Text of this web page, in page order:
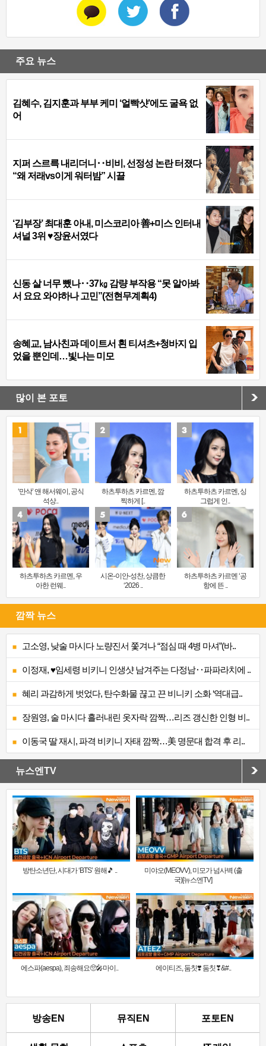
주요 뉴스
김혜수, 김지훈과 부부 케미 ‘얼빡샷’에도 굴욕 없
어
지퍼 스르륵 내리더니‥비비, 선정성 논란 터졌다
“왜 저래vs이게 워터밤” 시끌
‘김부장’ 최대훈 아내, 미스코리아 善+미스 인터내
셔널 3위 ♥장윤서였다
신동 살 너무 뺐나‥37㎏ 감량 부작용 “못 알아봐
서 요요 와야하나 고민”(전현무계획4)
송혜교, 남사친과 데이트서 흰 티셔츠+청바지 입
었을 뿐인데…빛나는 미모
많이 본 포토
‘만삭’ 앤 해서웨이, 공식
석상..
하츠투하츠 카르멘, 깜
찍하게 [..
하츠투하츠 카르멘, 싱
그럽게 인..
하츠투하츠 카르멘, 우
아한 런웨..
시온-이안-성찬, 상큼한
‘2026 ..
하츠투하츠 카르멘 ‘공
항에 뜬 ..
깜짝 뉴스
고소영, 낮술 마시다 노량진서 쫓겨나 “점심 때 4병 마셔”(바..
이정재, ♥임세령 비키니 인생샷 남겨주는 다정남‥파파라치에 ..
혜리 과감하게 벗었다, 탄수화물 끊고 끈 비니키 소화 ‘역대급..
장원영, 술 마시다 흘러내린 옷자락 깜짝…리즈 갱신한 인형 비..
이동국 딸 재시, 파격 비키니 자태 깜짝…美 명문대 합격 후 리..
뉴스엔TV
방탄소년단, 시대가 ‘BTS’ 원해🎵 ..
미야오(MEOVV), 미모가 넘사벽 (출
국)[뉴스엔TV]
에스파(aespa), 죄송해요🥺🎤마이.. 에이티즈, 둠칫❣️ 둠칫❣&#..
방송EN 뮤직EN 포토EN